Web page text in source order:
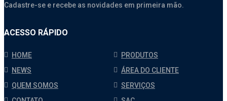
Cadastre-se e recebe as novidades em primeira mão.
ACESSO RÁPIDO
HOME
PRODUTOS
NEWS
ÁREA DO CLIENTE
QUEM SOMOS
SERVIÇOS